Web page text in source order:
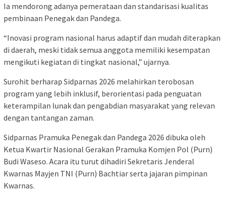
Ia mendorong adanya pemerataan dan standarisasi kualitas
pembinaan Penegak dan Pandega.
“Inovasi program nasional harus adaptif dan mudah diterapkan
di daerah, meski tidak semua anggota memiliki kesempatan
mengikuti kegiatan di tingkat nasional,” ujarnya.
Surohit berharap Sidparnas 2026 melahirkan terobosan
program yang lebih inklusif, berorientasi pada penguatan
keterampilan lunak dan pengabdian masyarakat yang relevan
dengan tantangan zaman.
Sidparnas Pramuka Penegak dan Pandega 2026 dibuka oleh
Ketua Kwartir Nasional Gerakan Pramuka Komjen Pol (Purn)
Budi Waseso. Acara itu turut dihadiri Sekretaris Jenderal
Kwarnas Mayjen TNI (Purn) Bachtiar serta jajaran pimpinan
Kwarnas.